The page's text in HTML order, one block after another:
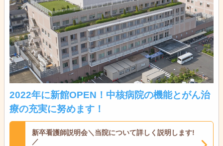
2022年に新館OPEN！中核病院の機能とがん治
療の充実に努めます！
新卒看護師説明会＼当院について詳しく説明します!
／